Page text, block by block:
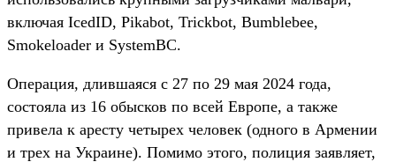
включая IcedID, Pikabot, Trickbot, Bumblebee,
Smokeloader и SystemBC.
Операция, длившаяся с 27 по 29 мая 2024 года,
состояла из 16 обысков по всей Европе, а также
привела к аресту четырех человек (одного в Армении
и трех на Украине). Помимо этого, полиция заявляет,